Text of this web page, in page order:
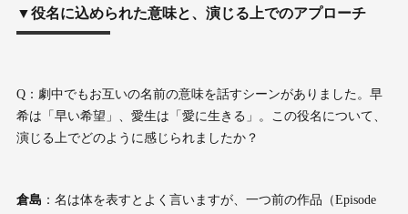
▼役名に込められた意味と、演じる上でのアプローチ
Q：劇中でもお互いの名前の意味を話すシーンがありました。早
希は「早い希望」、愛生は「愛に生きる」。この役名について、
演じる上でどのように感じられましたか？
倉島 ：名は体を表すとよく言いますが、一つ前の作品（Episode